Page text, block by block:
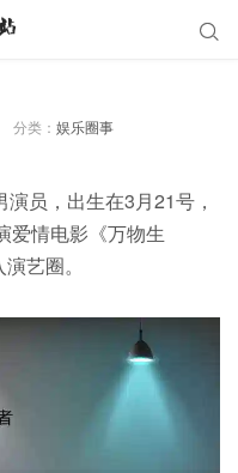

分类： 娱乐圈事
员，出生在3月21号，
爱情电影《万物生
艺圈。